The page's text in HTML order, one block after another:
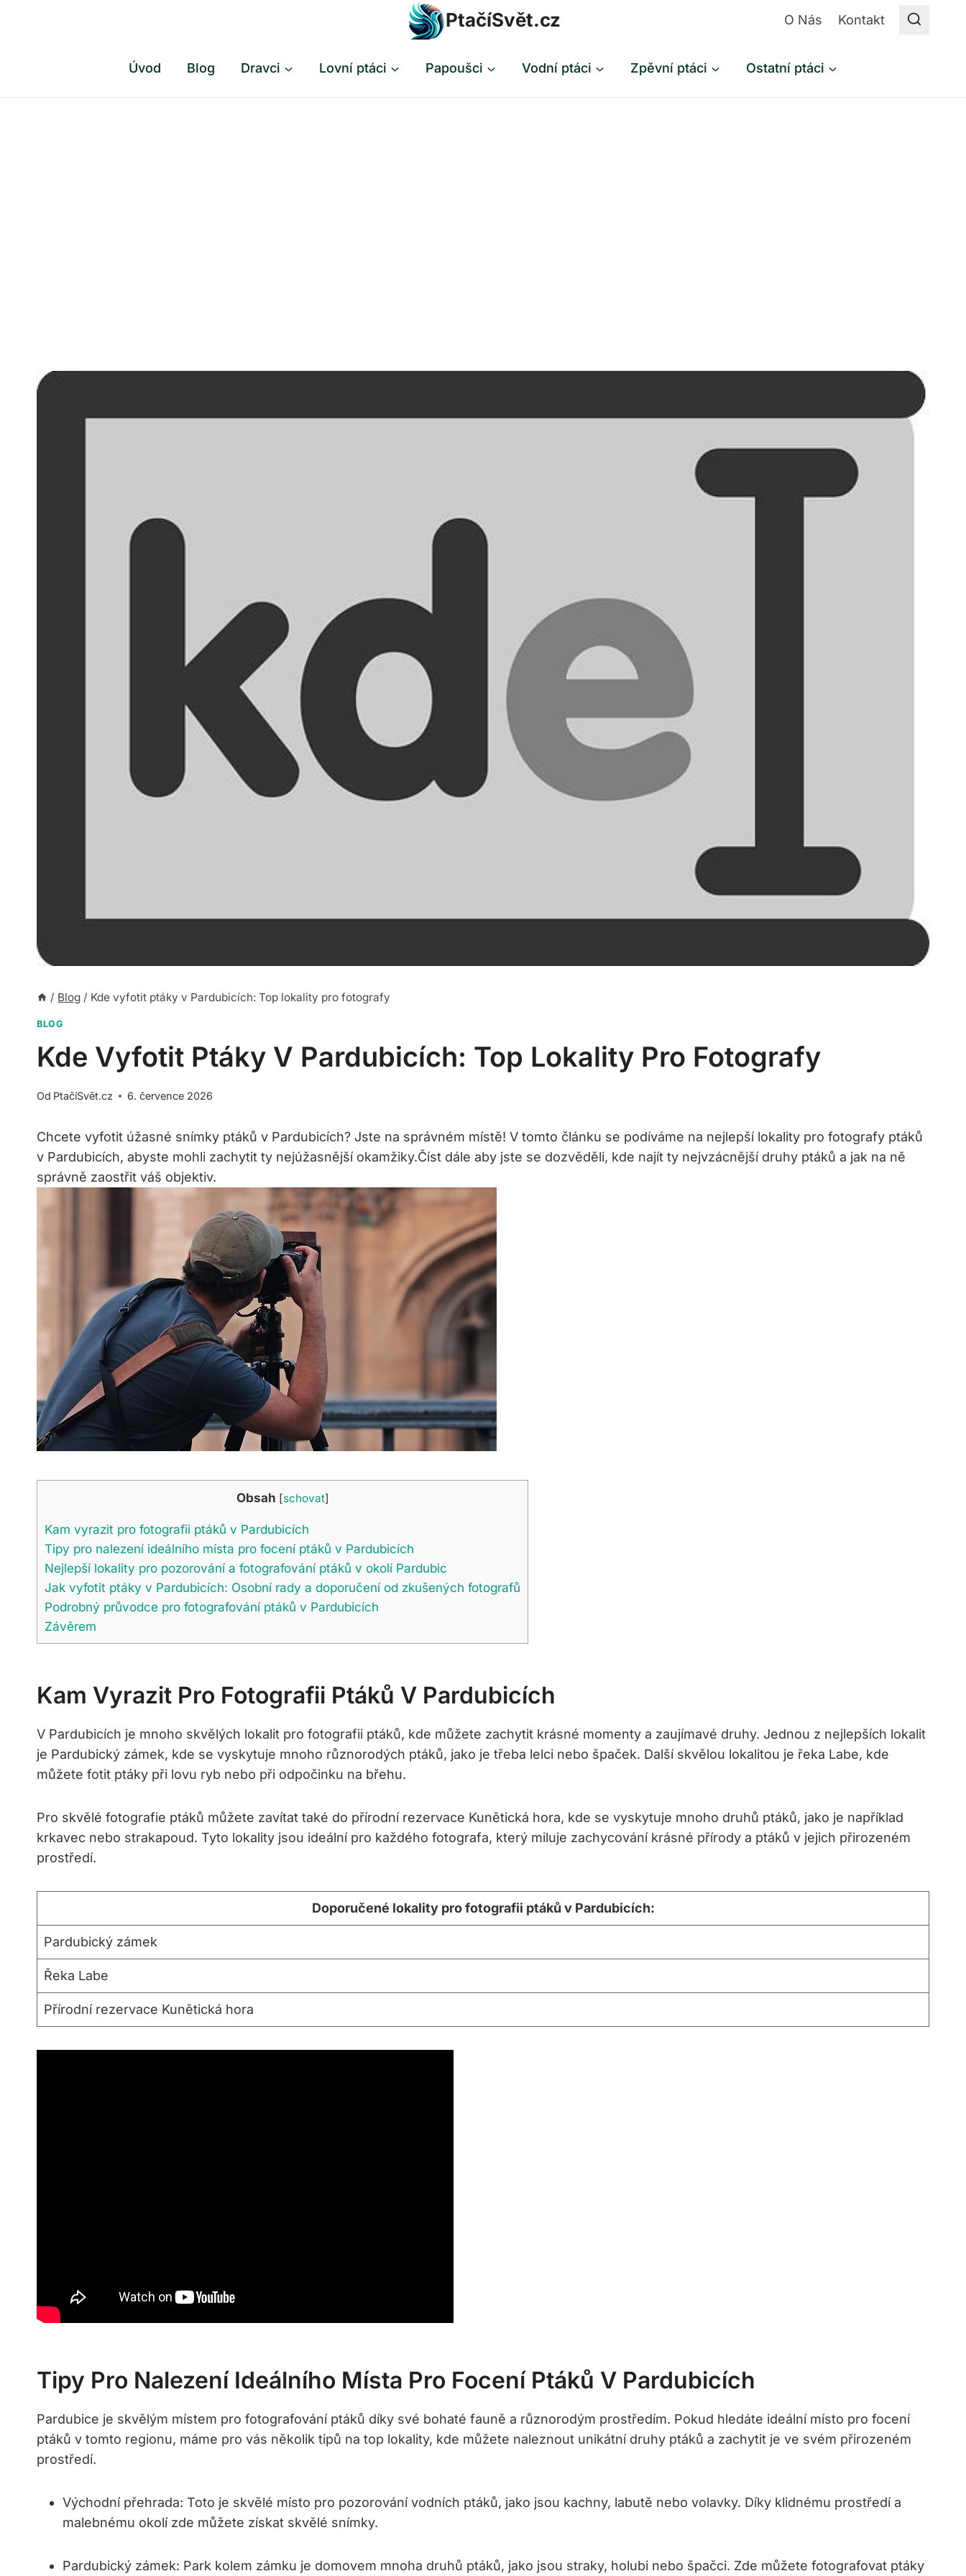
PtačíSvět.cz O Nás Kontakt
Úvod Blog Dravci Lovní ptáci Papoušci Vodní ptáci Zpěvní ptáci Ostatní ptáci
/ Blog / Kde vyfotit ptáky v Pardubicích: Top lokality pro fotografy
BLOG
Kde Vyfotit Ptáky V Pardubicích: Top Lokality Pro Fotografy
Od PtačíSvět.cz 6. července 2026
Chcete vyfotit úžasné snímky ptáků v Pardubicích? Jste na správném místě! V tomto článku se podíváme na nejlepší lokality pro fotografy ptáků
v Pardubicích, abyste mohli zachytit ty nejúžasnější okamžiky.Číst dále aby jste se dozvěděli, kde najít ty nejvzácnější druhy ptáků a jak na ně
správně zaostřit váš objektiv.
Obsah [schovat]
Kam vyrazit pro fotografii ptáků v Pardubicích
Tipy pro nalezení ideálního místa pro focení ptáků v Pardubicích
Nejlepší lokality pro pozorování a fotografování ptáků v okolí Pardubic
Jak vyfotit ptáky v Pardubicích: Osobní rady a doporučení od zkušených fotografů
Podrobný průvodce pro fotografování ptáků v Pardubicích
Závěrem
Kam Vyrazit Pro Fotografii Ptáků V Pardubicích
V Pardubicích je mnoho skvělých lokalit pro fotografii ptáků, kde můžete zachytit krásné momenty a zaujímavé druhy. Jednou z nejlepších lokalit
je Pardubický zámek, kde se vyskytuje mnoho různorodých ptáků, jako je třeba lelci nebo špaček. Další skvělou lokalitou je řeka Labe, kde
můžete fotit ptáky při lovu ryb nebo při odpočinku na břehu.
Pro skvělé fotografie ptáků můžete zavítat také do přírodní rezervace Kunětická hora, kde se vyskytuje mnoho druhů ptáků, jako je například
krkavec nebo strakapoud. Tyto lokality jsou ideální pro každého fotografa, který miluje zachycování krásné přírody a ptáků v jejich přirozeném
prostředí.
Doporučené lokality pro fotografii ptáků v Pardubicích:
Pardubický zámek
Řeka Labe
Přírodní rezervace Kunětická hora
Tipy Pro Nalezení Ideálního Místa Pro Focení Ptáků V Pardubicích
Pardubice je skvělým místem pro fotografování ptáků díky své bohaté fauně a různorodým prostředím. Pokud hledáte ideální místo pro focení
ptáků v tomto regionu, máme pro vás několik tipů na top lokality, kde můžete naleznout unikátní druhy ptáků a zachytit je ve svém přirozeném
prostředí.
Východní přehrada: Toto je skvělé místo pro pozorování vodních ptáků, jako jsou kachny, labutě nebo volavky. Díky klidnému prostředí a
malebnému okolí zde můžete získat skvělé snímky.
Pardubický zámek: Park kolem zámku je domovem mnoha druhů ptáků, jako jsou straky, holubi nebo špačci. Zde můžete fotografovat ptáky